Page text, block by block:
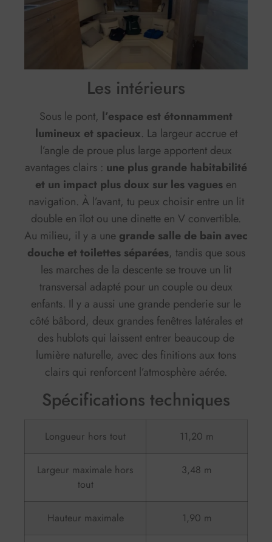
Les intérieurs
Sous le pont, l’espace est étonnamment
lumineux et spacieux. La largeur accrue et
l’angle de proue plus large apportent deux
avantages clairs : une plus grande habitabilité
et un impact plus doux sur les vagues en
navigation. À l’avant, tu peux choisir entre un lit
double en îlot ou une dinette en V convertible.
Au milieu, il y a une grande salle de bain avec
douche et toilettes séparées, tandis que sous
les marches de la descente se trouve un lit
transversal adapté pour un couple ou deux
enfants. Il y a aussi une grande penderie sur le
côté bâbord, deux grandes fenêtres latérales et
des hublots qui laissent entrer beaucoup de
lumière naturelle, avec des finitions aux tons
clairs qui renforcent l’atmosphère aérée.
Spécifications techniques
Longueur hors tout 11,20 m
Largeur maximale hors
tout
3,48 m
Hauteur maximale 1,90 m